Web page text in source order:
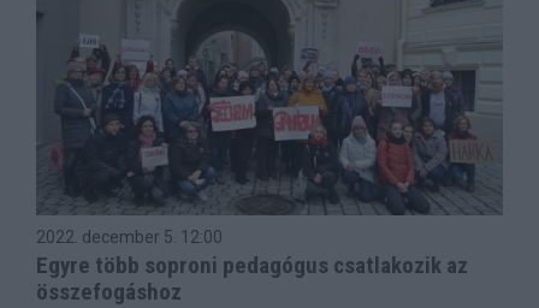
2022. december 5. 12:00
Egyre több soproni pedagógus csatlakozik az
összefogáshoz